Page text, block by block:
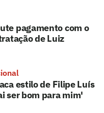
pagamento com o
de Luiz
estilo de Filipe Luís
ser bom para mim'